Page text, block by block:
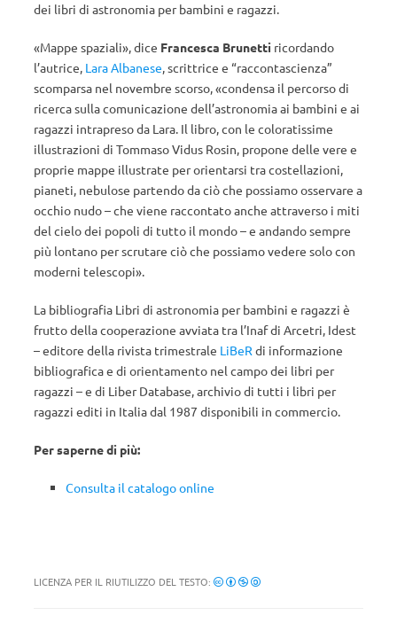
dei libri di astronomia per bambini e ragazzi.
«Mappe spaziali», dice Francesca Brunetti ricordando
l’autrice, Lara Albanese, scrittrice e “raccontascienza”
scomparsa nel novembre scorso, «condensa il percorso di
ricerca sulla comunicazione dell’astronomia ai bambini e ai
ragazzi intrapreso da Lara. Il libro, con le coloratissime
illustrazioni di Tommaso Vidus Rosin, propone delle vere e
proprie mappe illustrate per orientarsi tra costellazioni,
pianeti, nebulose partendo da ciò che possiamo osservare a
occhio nudo – che viene raccontato anche attraverso i miti
del cielo dei popoli di tutto il mondo – e andando sempre
più lontano per scrutare ciò che possiamo vedere solo con
moderni telescopi».
La bibliografia Libri di astronomia per bambini e ragazzi è
frutto della cooperazione avviata tra l’Inaf di Arcetri, Idest
– editore della rivista trimestrale LiBeR di informazione
bibliografica e di orientamento nel campo dei libri per
ragazzi – e di Liber Database, archivio di tutti i libri per
ragazzi editi in Italia dal 1987 disponibili in commercio.
Per saperne di più:
Consulta il catalogo online
LICENZA PER IL RIUTILIZZO DEL TESTO: